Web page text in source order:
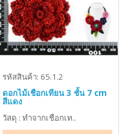
รหัสสินค้า: 65.1.2
ดอกไม้เชือกเทียน 3 ชั้น 7 cm
สีแดง
วัสดุ : ทำจากเชือกเท..